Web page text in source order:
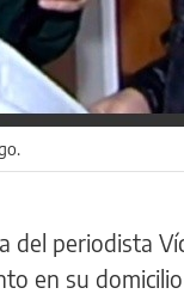
del periodista
en su domicilio